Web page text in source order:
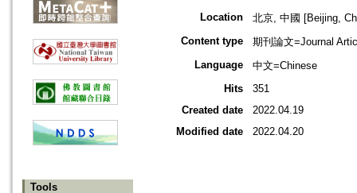
Tools
Location
北京, 中國 [Beijing,
Content type
期刊論文=Journal
Language
中文=Chinese
Hits
351
Created date
2022.04.19
Modified date
2022.04.20